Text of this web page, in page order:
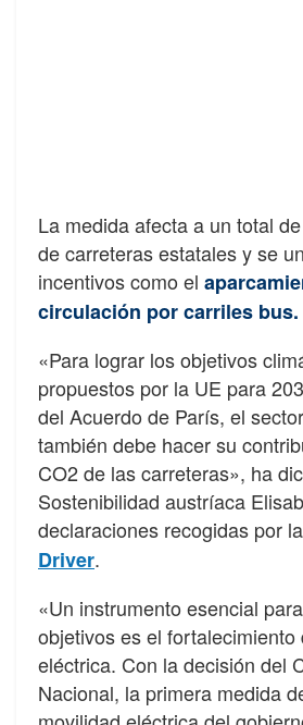
La medida afecta a un total
de carreteras estatales y se
incentivos como el
circulación por carriles bus.
«Para lograr los objetivos
propuestos por la UE para
del Acuerdo de París, el
también debe hacer su
CO2 de las carreteras», ha
Sostenibilidad austríaca
declaraciones recogidas por
Driver.
«Un instrumento esencial
objetivos es el fortalecimiento
eléctrica. Con la decisión del
Nacional, la primera medida